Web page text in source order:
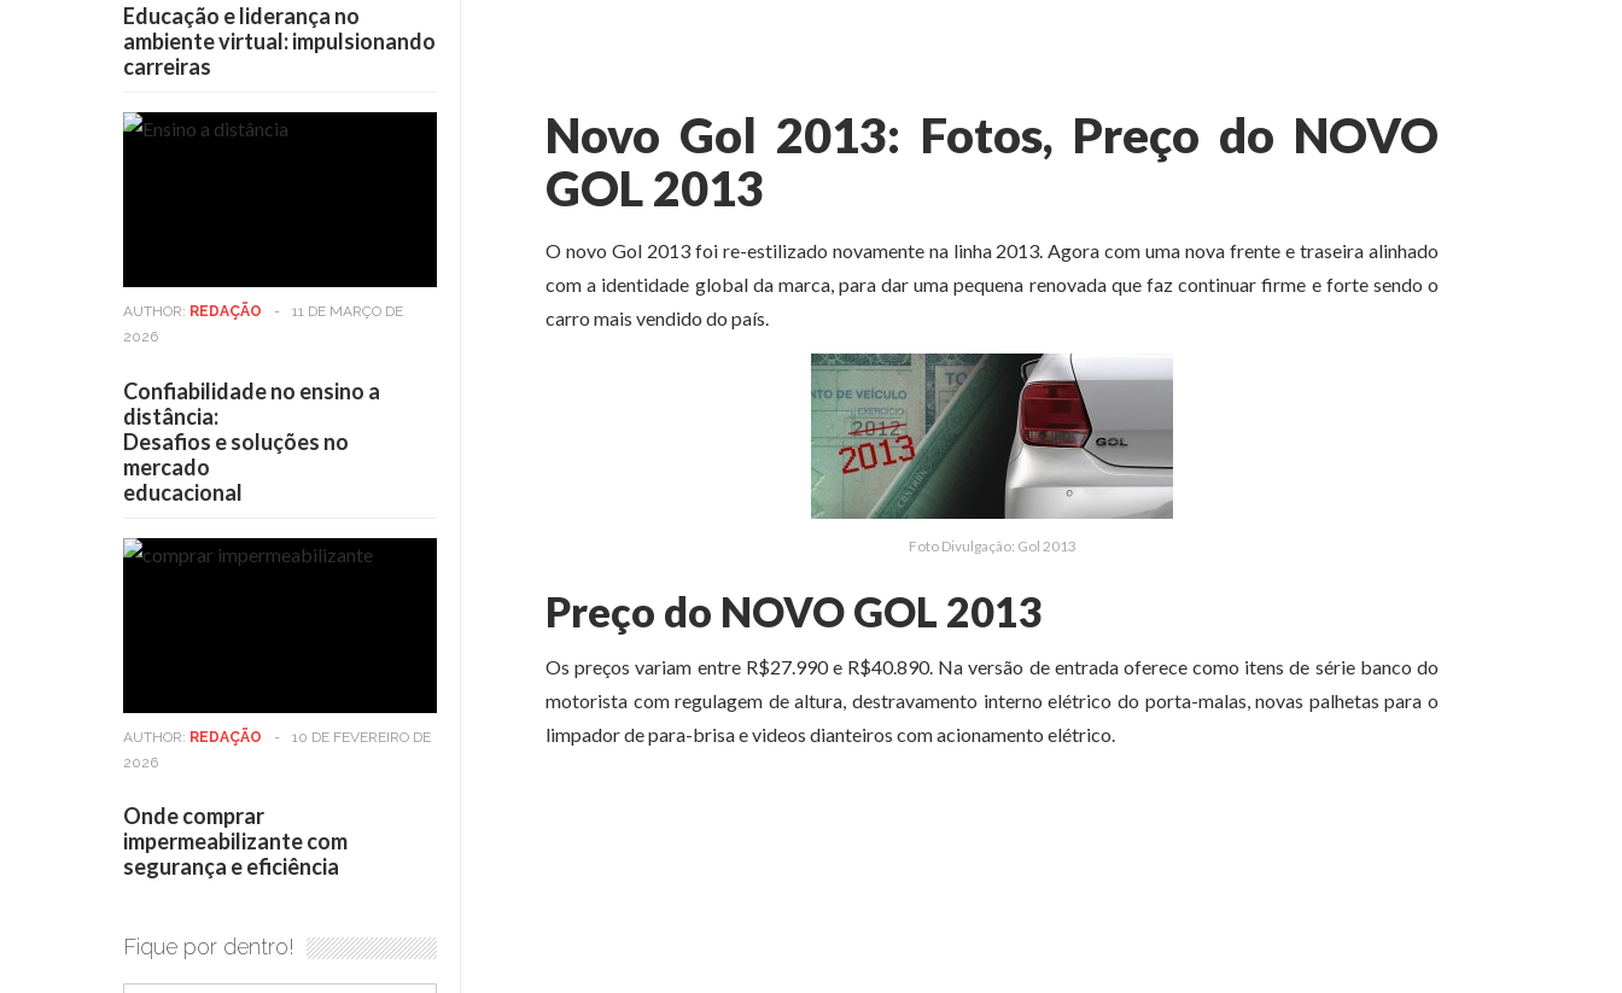
Novo Gol 2013: Fotos, Preço do NOVO
GOL 2013
O novo Gol 2013 foi re-estilizado novamente na linha 2013. Agora com uma nova frente e traseira alinhado
com a identidade global da marca, para dar uma pequena renovada que faz continuar firme e forte sendo o
carro mais vendido do país.
Foto Divulgação: Gol 2013
Preço do NOVO GOL 2013
Os preços variam entre R$27.990 e R$40.890. Na versão de entrada oferece como itens de série banco do
motorista com regulagem de altura, destravamento interno elétrico do porta-malas, novas palhetas para o
limpador de para-brisa e videos dianteiros com acionamento elétrico.
Educação e liderança no
ambiente virtual: impulsionando
carreiras
AUTHOR: REDAÇÃO -
11 DE MARÇO DE
2026
Confiabilidade no ensino a
distância:
Desafios e soluções no
mercado
educacional
AUTHOR: REDAÇÃO -
10 DE FEVEREIRO DE
2026
Onde comprar
impermeabilizante com
segurança e eficiência
Fique por dentro!